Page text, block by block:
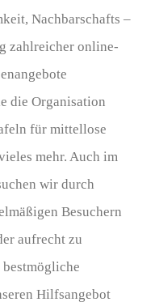
Nachbarschafts –
zahlreicher online-
die Organisation
für mittellose
mehr. Auch im
wir durch
Besuchern
aufrecht zu
Hilfsangebot